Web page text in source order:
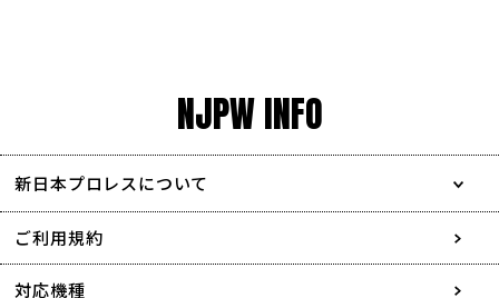
NJPW INFO
新日本プロレスについて
会社情報
採用情報
ご利用規約
対応機種